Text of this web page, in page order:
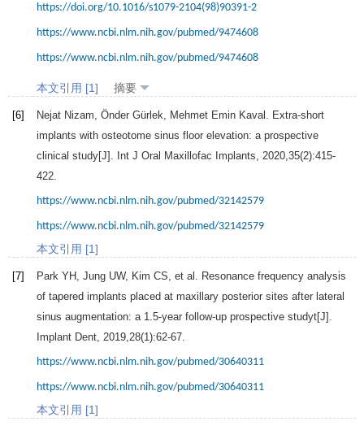
https://doi.org/10.1016/s1079-2104(98)90391-2
https://www.ncbi.nlm.nih.gov/pubmed/9474608
https://www.ncbi.nlm.nih.gov/pubmed/9474608
本文引用 [1] 摘要
[6] Nejat Nizam Önder Gürlek Mehmet Emin Kaval
. Extra-short
implants with osteotome sinus floor elevation: a prospective
clinical study[J].
Int J Oral Maxillofac Implants 2020 35(2):415-
422.
https://www.ncbi.nlm.nih.gov/pubmed/32142579
https://www.ncbi.nlm.nih.gov/pubmed/32142579
本文引用 [1]
[7] Park YH Jung UW, Kim CS , et al. Resonance frequency analysis
of tapered implants placed at maxillary posterior sites after lateral
sinus augmentation: a 1.5-year follow-up prospective studyt[J].
Implant Dent 2019 28(1):62-67.
https://www.ncbi.nlm.nih.gov/pubmed/30640311
https://www.ncbi.nlm.nih.gov/pubmed/30640311
本文引用 [1]